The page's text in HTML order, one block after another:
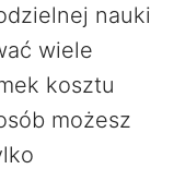
nauki
wiele
kosztu
możesz